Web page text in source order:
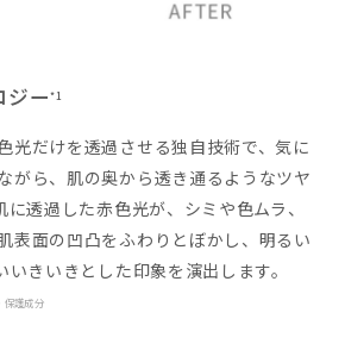
ジー*1
光だけを透過させる独自技術で、気に
がら、肌の奥から透き通るようなツヤ
透過した赤色光が、シミや色ムラ、
表面の凹凸をふわりとぼかし、明るい
いきいきとした印象を演出します。
保護成分